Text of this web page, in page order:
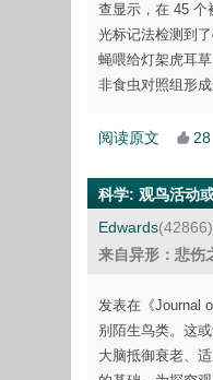
查显示，在 45 个
光标记法检测到
蝇喂给灯架虎耳
非食虫对照组形
阅读原文 28
科学: 观鸟活动
Edwards(42866)
来自异形：悲伤
发表在《Journal
别陌生鸟类。这
大脑抵御衰老、